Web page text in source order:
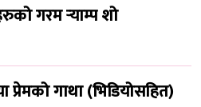
गरम र्‍याम्प शो
प्रेमको गाथा (भिडियोसहित)